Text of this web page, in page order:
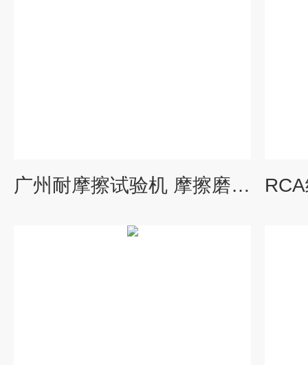
广州耐摩擦试验机 摩擦磨损试验机